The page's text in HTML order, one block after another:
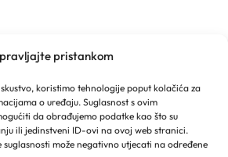
pristankom
koristimo tehnologije poput kolačića za
o uređaju. Suglasnost s ovim
da obrađujemo podatke kao što su
ili jedinstveni ID-ovi na ovoj web stranici.
može negativno utjecati na određene
16
info.hr
002/+385 21 650 076